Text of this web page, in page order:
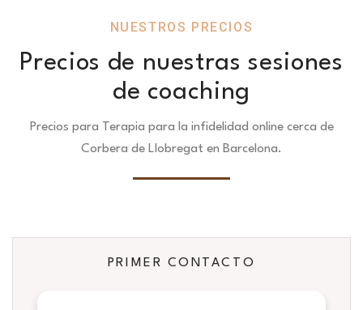
NUESTROS PRECIOS
Precios de nuestras sesiones
de coaching
Precios para Terapia para la infidelidad online cerca de
Corbera de Llobregat en Barcelona.
PRIMER CONTACTO